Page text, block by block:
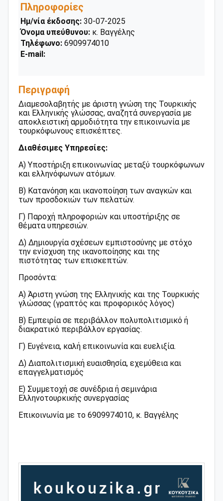
Πληροφορίες
Ημ/νία έκδοσης: 30-07-2025
Όνομα υπεύθυνου: κ. Βαγγέλης
Τηλέφωνο: 6909974010
E-mail:
Περιγραφή
Διαμεσολαβητής με άριστη γνώση της Τουρκικής
και Ελληνικής γλώσσας, αναζητά συνεργασία με
αποκλειστική αρμοδιότητα την επικοινωνία με
τουρκόφωνους επισκέπτες.
Διαθέσιμες Υπηρεσίες:
Α) Υποστήριξη επικοινωνίας μεταξύ τουρκόφωνων
και ελληνόφωνων ατόμων.
Β) Κατανόηση και ικανοποίηση των αναγκών και
των προσδοκιών των πελατών.
Γ) Παροχή πληροφοριών και υποστήριξης σε
θέματα υπηρεσιών.
Δ) Δημιουργία σχέσεων εμπιστοσύνης με στόχο
την ενίσχυση της ικανοποίησης και της
πιστότητας των επισκεπτών.
Προσόντα:
Α) Άριστη γνώση της Ελληνικής και της Τουρκικής
γλώσσας (γραπτός και προφορικός λόγος)
Β) Εμπειρία σε περιβάλλον πολυπολιτισμικό ή
διακρατικό περιβάλλον εργασίας.
Γ) Ευγένεια, καλή επικοινωνία και ευελιξία.
Δ) Διαπολιτισμική ευαισθησία, εχεμύθεια και
επαγγελματισμός
Ε) Συμμετοχή σε συνέδρια ή σεμινάρια
Ελληνοτουρκικής συνεργασίας
Επικοινωνία με το 6909974010, κ. Βαγγέλης